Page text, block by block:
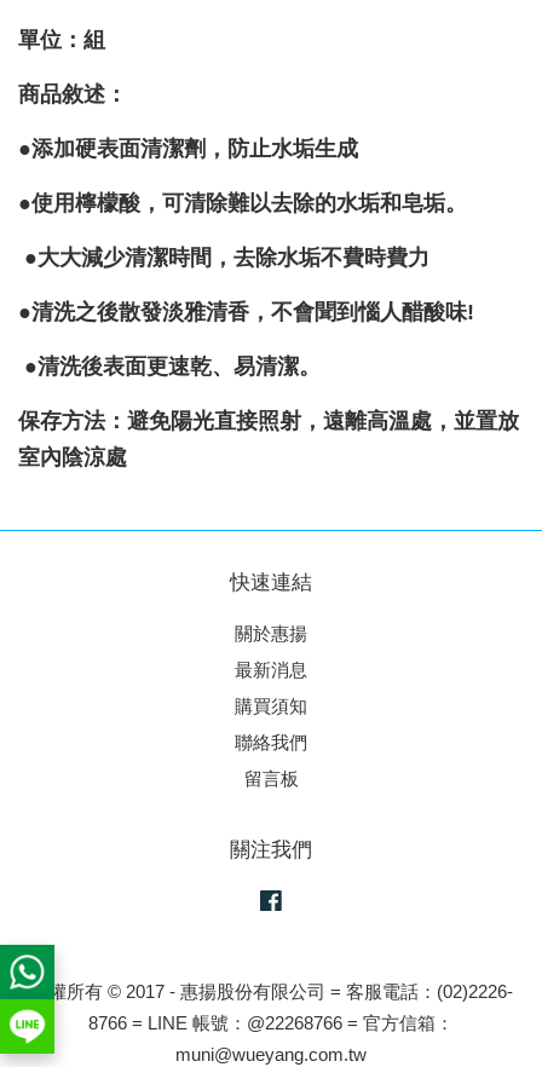
單位：組
商品敘述：
●添加硬表面清潔劑，防止水垢生成
●使用檸檬酸，可清除難以去除的水垢和皂垢。
●大大減少清潔時間，去除水垢不費時費力
●清洗之後散發淡雅清香，不會聞到惱人醋酸味!
●清洗後表面更速乾、易清潔。
保存方法：避免陽光直接照射，遠離高溫處，並置放
室內陰涼處
快速連結
關於惠揚
最新消息
購買須知
聯絡我們
留言板
關注我們
版權所有 © 2017 - 惠揚股份有限公司 = 客服電話：(02)2226-
8766 = LINE 帳號：@22268766 = 官方信箱：
muni@wueyang.com.tw